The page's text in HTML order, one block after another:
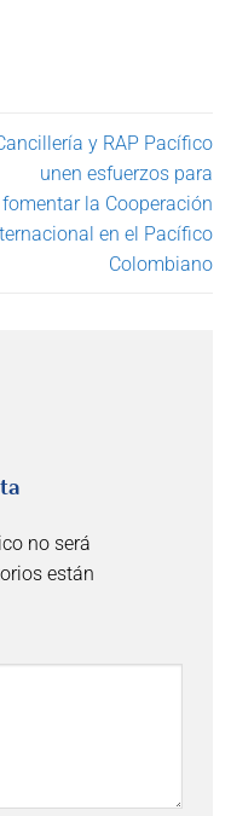
y RAP Pacífico
unen esfuerzos para
fomentar la Cooperación
en el Pacífico
Colombiano
no será
están